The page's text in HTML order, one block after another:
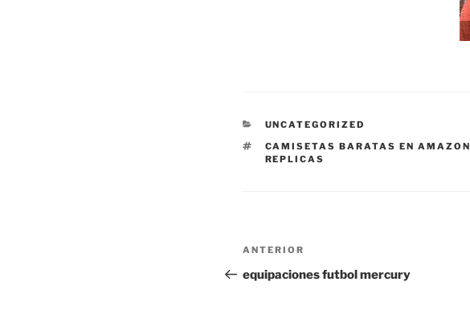
CATEGORÍAS
UNCATEGORIZED
ETIQUETAS
CAMISETAS BARATAS EN AMAZON
REPLICAS
Navegación
de
Entrada
anterior:
ANTERIOR
equipaciones futbol mercury